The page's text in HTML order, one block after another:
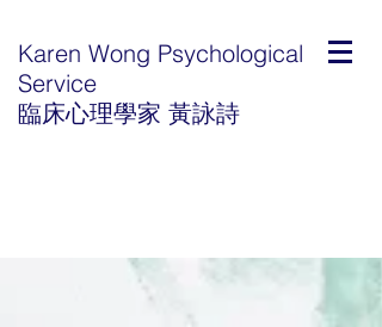
Karen Wong Psychological
Service
臨床心理學家 黃詠詩